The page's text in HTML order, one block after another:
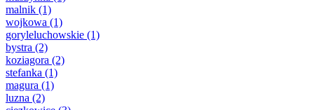
malnik (1)
wojkowa (1)
goryleluchowskie (1)
bystra (2)
koziagora (2)
stefanka (1)
magura (1)
luzna (2)